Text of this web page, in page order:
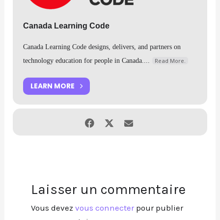
Public: Jeunes adultes, 18+
Langue de l’activité: Anglais
https://www.canadalearningcode.ca/experiences/markham-
chapter-ladies-learning-code-webmaking-with-html-css/
Canada Learning Code
Canada Learning Code designs, delivers, and partners on
technology education for people in Canada....
Read More.
LEARN MORE
Laisser un commentaire
Vous devez vous connecterpour publier